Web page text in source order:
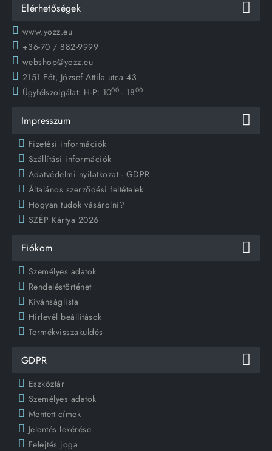
Elérhetőségek
www.yozz.eu
+36-70 / 882-9999
webshop@yozz.eu
2151 Fót, József Attila utca 43.
Ügyfélszolgálat: H-P: 1000 - 1800
Impresszum
Fizetési információk
Szállítási információk
Adatvédelmi nyilatkozat - GDPR
Általános szerződési feltételek
Hogyan tudok vásárolni?
SZÉP Kártya 2026
Fiókom
Személyes adatok
Rendeléstörténet
Kívánságlista
Hírlevél beállítások
Termékvisszaküldés
GDPR
Eszköztár
Személyes adatok
Mentett címek
Jelentés lekérése
Felejtés joga